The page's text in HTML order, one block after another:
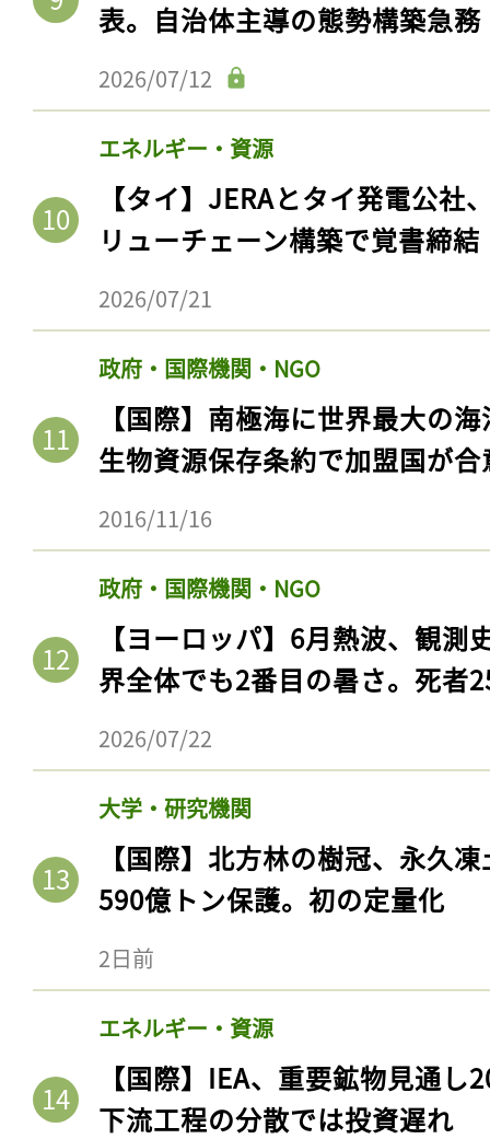
表。自治体主導の態勢構築急務
2026/07/12
エネルギー・資源
【タイ】JERAとタイ発電公社
リューチェーン構築で覚書締結
2026/07/21
政府・国際機関・NGO
【国際】南極海に世界最大の
生物資源保存条約で加盟国が合
2016/11/16
政府・国際機関・NGO
【ヨーロッパ】6月熱波、観
界全体でも2番目の暑さ。死者
2026/07/22
大学・研究機関
【国際】北方林の樹冠、永久
590億トン保護。初の定量化
2日前
エネルギー・資源
【国際】IEA、重要鉱物見通
下流工程の分散では投資遅れ